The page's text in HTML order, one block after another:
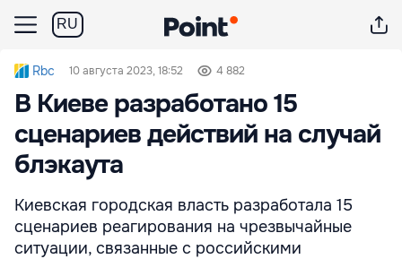
RU
Rbc 10 августа 2023, 18:52 4 882
В Киеве разработано 15
сценариев действий на случай
блэкаута
Киевская городская власть разработала 15
сценариев реагирования на чрезвычайные
ситуации, связанные с российскими